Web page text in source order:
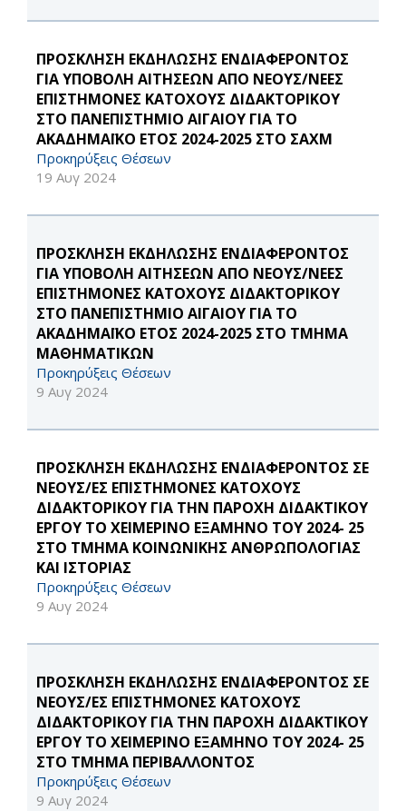
ΠΡΟΣΚΛΗΣΗ ΕΚΔΗΛΩΣΗΣ ΕΝΔΙΑΦΕΡΟΝΤΟΣ
ΓΙΑ ΥΠΟΒΟΛΗ ΑΙΤΗΣΕΩΝ ΑΠΟ ΝΕΟΥΣ/ΝΕΕΣ
ΕΠΙΣΤΗΜΟΝΕΣ ΚΑΤΟΧΟΥΣ ΔΙΔΑΚΤΟΡΙΚΟΥ
ΣΤΟ ΠΑΝΕΠΙΣΤΗΜΙΟ ΑΙΓΑΙΟΥ ΓΙΑ ΤΟ
ΑΚΑΔΗΜΑΪΚΟ ΕΤΟΣ 2024-2025 ΣΤΟ ΣΑΧΜ
Προκηρύξεις Θέσεων
19 Αυγ 2024
ΠΡΟΣΚΛΗΣΗ ΕΚΔΗΛΩΣΗΣ ΕΝΔΙΑΦΕΡΟΝΤΟΣ
ΓΙΑ ΥΠΟΒΟΛΗ ΑΙΤΗΣΕΩΝ ΑΠΟ ΝΕΟΥΣ/ΝΕΕΣ
ΕΠΙΣΤΗΜΟΝΕΣ ΚΑΤΟΧΟΥΣ ΔΙΔΑΚΤΟΡΙΚΟΥ
ΣΤΟ ΠΑΝΕΠΙΣΤΗΜΙΟ ΑΙΓΑΙΟΥ ΓΙΑ ΤΟ
ΑΚΑΔΗΜΑΪΚΟ ΕΤΟΣ 2024-2025 ΣΤΟ ΤΜΗΜΑ
MΑΘΗΜΑΤΙΚΩΝ
Προκηρύξεις Θέσεων
9 Αυγ 2024
ΠΡΟΣΚΛΗΣΗ ΕΚΔΗΛΩΣΗΣ ΕΝΔΙΑΦΕΡΟΝΤΟΣ ΣΕ
ΝΕΟΥΣ/ΕΣ ΕΠΙΣΤΗΜΟΝΕΣ ΚΑΤΟΧΟΥΣ
ΔΙΔΑΚΤΟΡΙΚΟΥ ΓΙΑ ΤΗΝ ΠΑΡΟΧΗ ΔΙΔΑΚΤΙΚΟΥ
ΕΡΓΟΥ ΤΟ ΧΕΙΜΕΡΙΝΟ ΕΞΑΜΗΝΟ ΤΟΥ 2024- 25
ΣΤΟ ΤΜΗΜΑ ΚΟΙΝΩΝΙΚΗΣ ΑΝΘΡΩΠΟΛΟΓΙΑΣ
ΚΑΙ ΙΣΤΟΡΙΑΣ
Προκηρύξεις Θέσεων
9 Αυγ 2024
ΠΡΟΣΚΛΗΣΗ ΕΚΔΗΛΩΣΗΣ ΕΝΔΙΑΦΕΡΟΝΤΟΣ ΣΕ
ΝΕΟΥΣ/ΕΣ ΕΠΙΣΤΗΜΟΝΕΣ ΚΑΤΟΧΟΥΣ
ΔΙΔΑΚΤΟΡΙΚΟΥ ΓΙΑ ΤΗΝ ΠΑΡΟΧΗ ΔΙΔΑΚΤΙΚΟΥ
ΕΡΓΟΥ ΤΟ ΧΕΙΜΕΡΙΝΟ ΕΞΑΜΗΝΟ ΤΟΥ 2024- 25
ΣΤΟ ΤΜΗΜΑ ΠΕΡΙΒΑΛΛΟΝΤΟΣ
Προκηρύξεις Θέσεων
9 Αυγ 2024